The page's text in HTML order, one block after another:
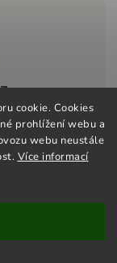
cookie. Cookies
prohlížení webu a
webu neustále
Více informací